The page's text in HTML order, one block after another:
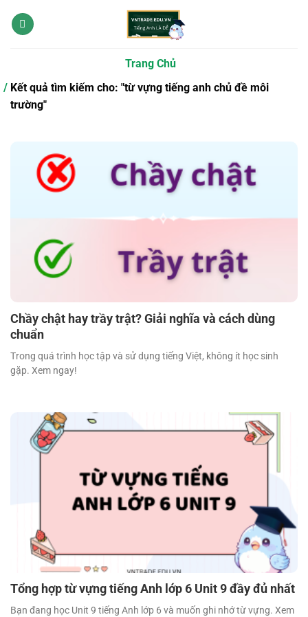
qua
Trang Chủ
Kết quả tìm kiếm cho: "từ vựng tiếng anh chủ đề môi
trường"
Chầy chật hay trầy trật? Giải nghĩa và cách dùng
chuẩn
Trong quá trình học tập và sử dụng tiếng Việt, không ít học sinh
gặp. Xem ngay!
Tổng hợp từ vựng tiếng Anh lớp 6 Unit 9 đầy đủ nhất
Bạn đang học Unit 9 tiếng Anh lớp 6 và muốn ghi nhớ từ vựng. Xem